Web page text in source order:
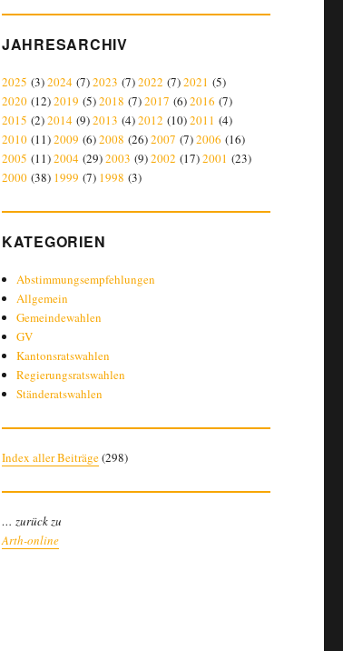
JAHRESARCHIV
2025 (3)2024(7)2023 (7)2022 (7)2021 (5)
2020(12)2019 (5)2018 (7)2017 (6)2016 (7)
2015 (2)2014(9)2013 (4)2012 (10)2011 (4)
2010(11)2009 (6)2008 (26)2007 (7)2006 (16)
2005 (11)2004(29)2003 (9)2002 (17)2001 (23)
2000(38) 1999 (7) 1998 (3)
KATEGORIEN
Abstimmungsempfehlungen
Allgemein
Gemeindewahlen
GV
Kantonsratswahlen
Regierungsratswahlen
Ständeratswahlen
Index aller Beiträge(298)
… zurück zu
Arth-online